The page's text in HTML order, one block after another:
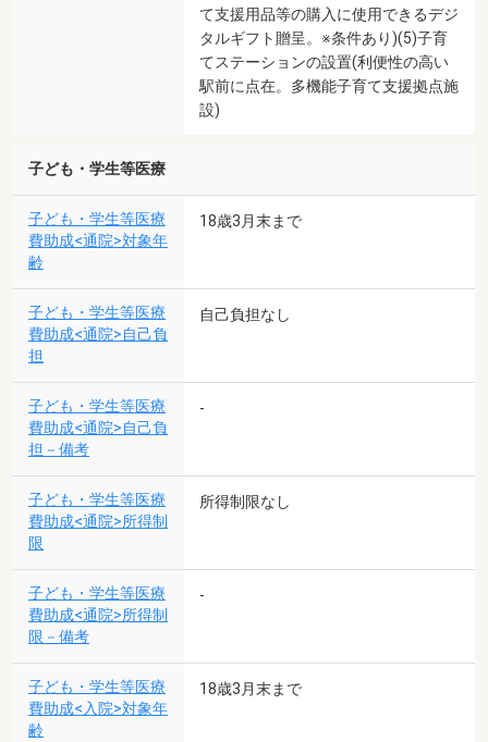
て支援用品等の購入に使用できるデジ
タルギフト贈呈。※条件あり)(5)子育
てステーションの設置(利便性の高い
駅前に点在。多機能子育て支援拠点施
設)
子ども・学生等医療
子ども・学生等医療
費助成<通院>対象年
齢
18歳3月末まで
子ども・学生等医療
費助成<通院>自己負
担
自己負担なし
子ども・学生等医療
費助成<通院>自己負
担－備考
-
子ども・学生等医療
費助成<通院>所得制
限
所得制限なし
子ども・学生等医療
費助成<通院>所得制
限－備考
-
子ども・学生等医療
費助成<入院>対象年
齢
18歳3月末まで